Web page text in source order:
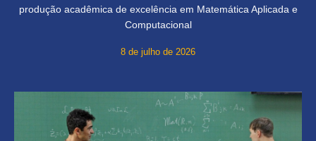
produção acadêmica de excelência em Matemática Aplicada e
Computacional
8 de julho de 2026